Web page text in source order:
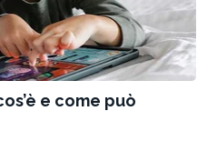
e come può